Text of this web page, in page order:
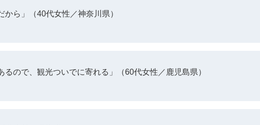
から」（40代女性／神奈川県）
るので、観光ついでに寄れる」（60代女性／鹿児島県）